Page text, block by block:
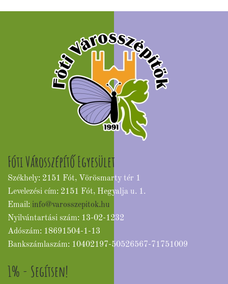
Fóti Városszépítő Egyesület
Székhely: 2151 Fót, Vörösmarty tér 1
Levelezési cím: 2151 Fót, Hegyalja u. 1.
Email: info@varosszepitok.hu
Nyilvántartási szám: 13-02-1232
Adószám: 18691504-1-13
Bankszámlaszám: 10402197-50526567-71751009
1% - Segítsen!